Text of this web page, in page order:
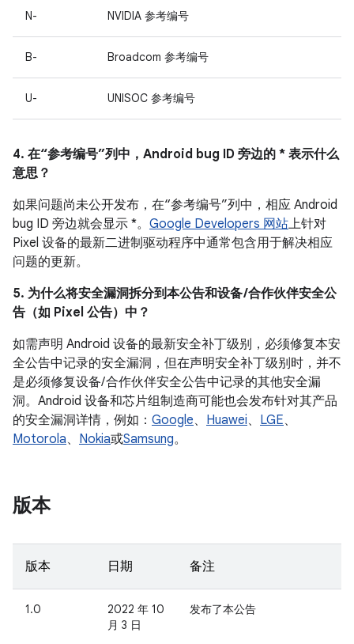
N- NVIDIA 参考编号
B- Broadcom 参考编号
U- UNISOC 参考编号
4. 在“参考编号”列中，Android bug ID 旁边的 * 表示什么
意思？
如果问题尚未公开发布，在“参考编号”列中，相应 Android
bug ID 旁边就会显示 *。 Google Developers 网站上针对
Pixel 设备的最新二进制驱动程序中通常包含用于解决相应
问题的更新。
5. 为什么将安全漏洞拆分到本公告和设备 /合作伙伴安全公
告（如 Pixel 公告）中？
如需声明 Android 设备的最新安全补丁级别，必须修复本安
全公告中记录的安全漏洞，但在声明安全补丁级别时，并不
是必须修复设备/ 合作伙伴安全公告中记录的其他安全漏
洞。Android 设备和芯片组制造商可能也会发布针对其产品
的安全漏洞详情，例如： Google、 Huawei、 LGE、
Motorola、 Nokia或Samsung。
版本
版本 日期 备注
1.0
2022 年 10
月 3 日
发布了本公告